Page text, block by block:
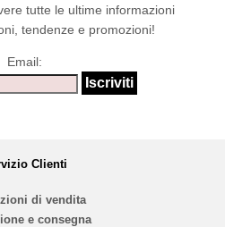
tutte le ultime informazioni
tendenze e promozioni!
Email:
Clienti
di vendita
e consegna